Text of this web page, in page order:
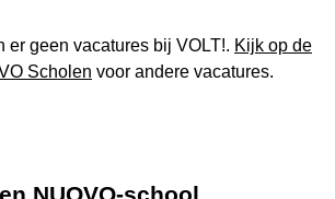
er geen vacatures bij VOLT!. Kijk op de
Scholen voor andere vacatures.